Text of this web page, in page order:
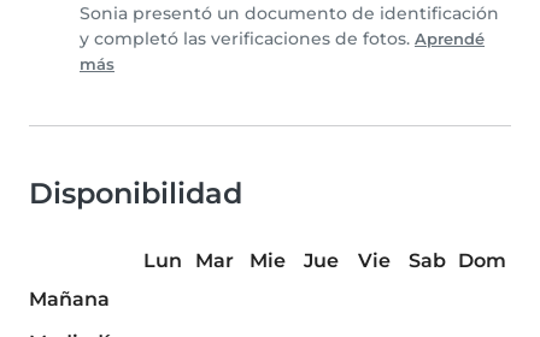
Sonia presentó un documento de identificación
y completó las verificaciones de fotos. Aprendé
más
Disponibilidad
Lun Mar Mie Jue Vie Sab
Dom
Mañana